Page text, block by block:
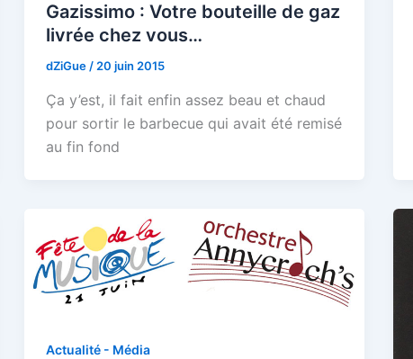
Gazissimo : Votre bouteille de gaz
livrée chez vous…
dZiGue/20 juin 2015
Ça y’est, il fait enfin assez beau et chaud
pour sortir le barbecue qui avait été remisé
au fin fond
Actualité - Média